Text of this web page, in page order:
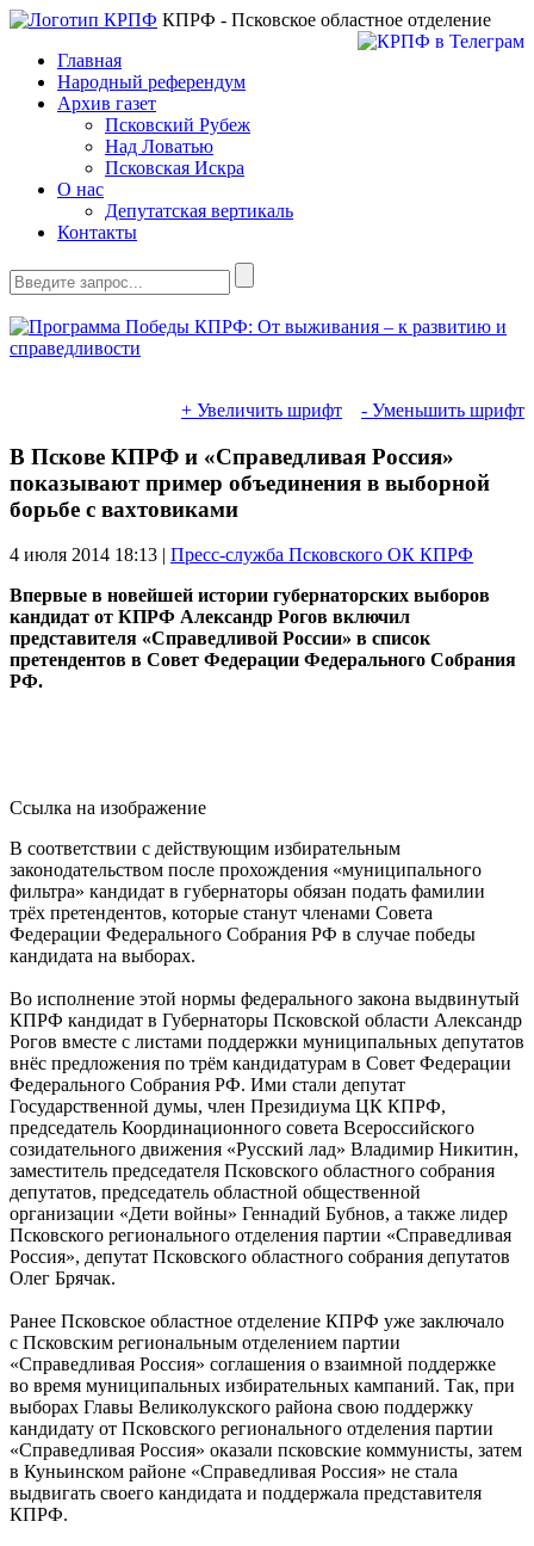
КПРФ - Псковское областное отделение
Главная
Народный референдум
Архив газет
Псковский Рубеж
Над Ловатью
Псковская Искра
О нас
Депутатская вертикаль
Контакты
+ Увеличить шрифт - Уменьшить шрифт
В Пскове КПРФ и «Справедливая Россия»
показывают пример объединения в выборной
борьбе с вахтовиками
4 июля 2014 18:13 | Пресс-служба Псковского ОК КПРФ
Впервые в новейшей истории губернаторских выборов
кандидат от КПРФ Александр Рогов включил
представителя «Справедливой России» в список
претендентов в Совет Федерации Федерального Собрания
РФ.
Ссылка на изображение
В соответствии с действующим избирательным
законодательством после прохождения «муниципального
фильтра» кандидат в губернаторы обязан подать фамилии
трёх претендентов, которые станут членами Совета
Федерации Федерального Собрания РФ в случае победы
кандидата на выборах.
Во исполнение этой нормы федерального закона выдвинутый
КПРФ кандидат в Губернаторы Псковской области Александр
Рогов вместе с листами поддержки муниципальных депутатов
внёс предложения по трём кандидатурам в Совет Федерации
Федерального Собрания РФ. Ими стали депутат
Государственной думы, член Президиума ЦК КПРФ,
председатель Координационного совета Всероссийского
созидательного движения «Русский лад» Владимир Никитин,
заместитель председателя Псковского областного собрания
депутатов, председатель областной общественной
организации «Дети войны» Геннадий Бубнов, а также лидер
Псковского регионального отделения партии «Справедливая
Россия», депутат Псковского областного собрания депутатов
Олег Брячак.
Ранее Псковское областное отделение КПРФ уже заключало
с Псковским региональным отделением партии
«Справедливая Россия» соглашения о взаимной поддержке
во время муниципальных избирательных кампаний. Так, при
выборах Главы Великолукского района свою поддержку
кандидату от Псковского регионального отделения партии
«Справедливая Россия» оказали псковские коммунисты, затем
в Куньинском районе «Справедливая Россия» не стала
выдвигать своего кандидата и поддержала представителя
КПРФ.